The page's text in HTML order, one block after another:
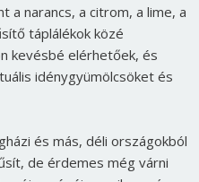
a narancs, a citrom, a lime, a
táplálékok közé
kevésbé elérhetőek, és
idénygyümölcsöket és
és más, déli országokból
de érdemes még várni